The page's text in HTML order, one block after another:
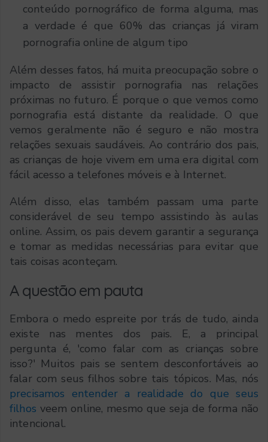
conteúdo pornográfico de forma alguma, mas
a verdade é que 60% das crianças já viram
pornografia online de algum tipo
Além desses fatos, há muita preocupação sobre o
impacto de assistir pornografia nas relações
próximas no futuro. É porque o que vemos como
pornografia está distante da realidade. O que
vemos geralmente não é seguro e não mostra
relações sexuais saudáveis. Ao contrário dos pais,
as crianças de hoje vivem em uma era digital com
fácil acesso a telefones móveis e à Internet.
Além disso, elas também passam uma parte
considerável de seu tempo assistindo às aulas
online. Assim, os pais devem garantir a segurança
e tomar as medidas necessárias para evitar que
tais coisas aconteçam.
A questão em pauta
Embora o medo espreite por trás de tudo, ainda
existe nas mentes dos pais. E, a principal
pergunta é, 'como falar com as crianças sobre
isso?' Muitos pais se sentem desconfortáveis ao
falar com seus filhos sobre tais tópicos. Mas, nós
precisamos entender a realidade do que seus
filhos veem online, mesmo que seja de forma não
intencional.